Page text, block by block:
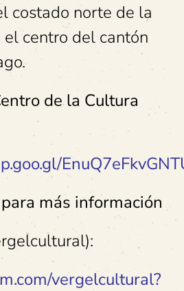
costado norte de la
el centro del cantón
de la Cultura
más información
vergelcultural?